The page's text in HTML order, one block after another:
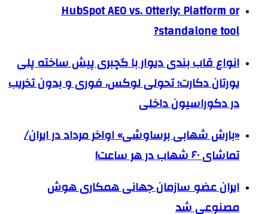
HubSpot AEO vs. Otterly: Platform or
standalone tool?
انواع قاب بندی دیوار با گچبری پیش ساخته پلی
یورتان دکارت؛ تحولی لوکس، فوری و بدون تخریب
در دکوراسیون داخلی
«بارش شهابی برساوشی» اواخر مرداد در ایران/
تماشای ۶۰ شهاب در هر ساعت!
ایران عضو سازمان جهانی همکاری هوش
مصنوعی شد